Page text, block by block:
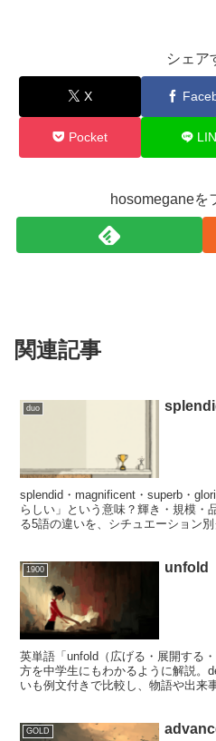
シェア
X
Pocket
hosomeganeを
関連記事
duo
splendid・magnificent・superb・
らしい」という意味？輝き・規模・
る5語の違いを、シチュエーション
1900 unfold
英単語「unfold（広げる・展開する
方を中学生にもわかるように解説。
いも例文付きで比較し、物語や出来
GOLD